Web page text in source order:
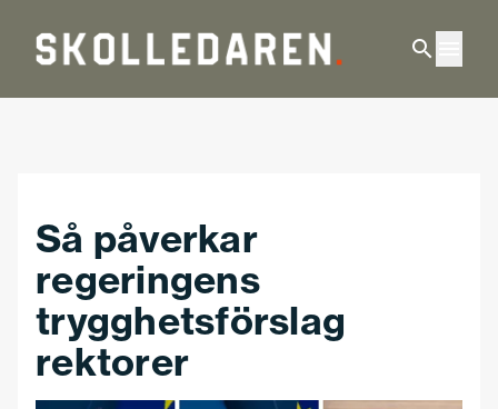
Så påverkar
regeringens
trygghetsförslag
rektorer